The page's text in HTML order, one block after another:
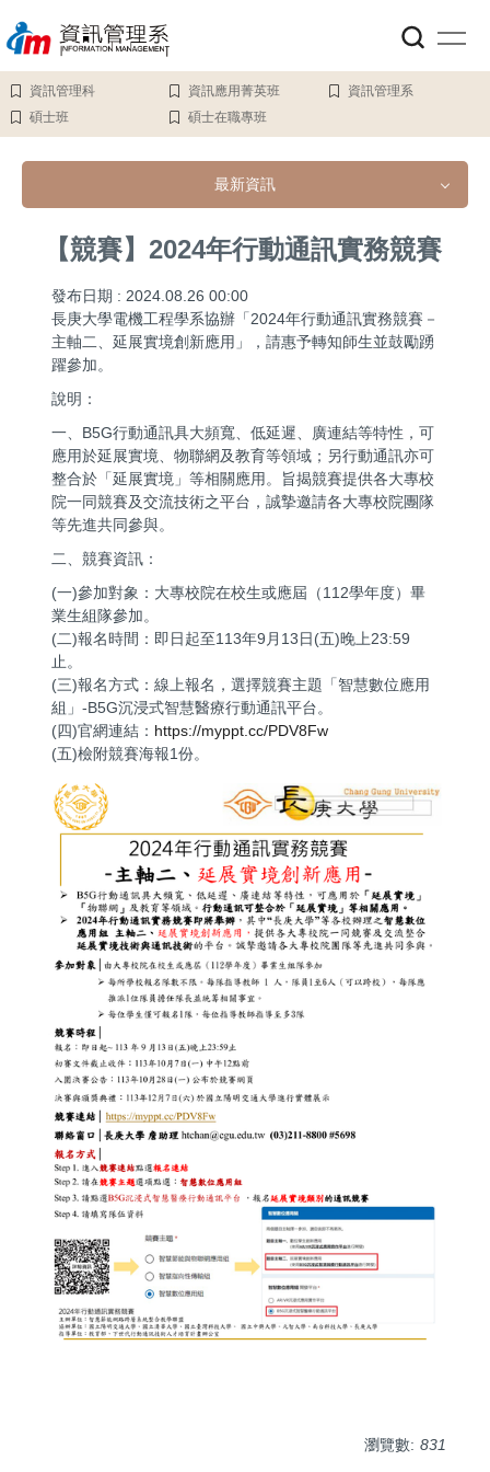
到
要
內
資訊管理科 資訊應用菁英班
資訊管理系
碩士班
碩士在職專班
最新資訊
最新資訊
所有公告
重要公告
活動公告
榮譽表現
實習公告
獎助學金
其他公告
【競賽】2024年行動通訊實務競賽
發布日期 : 2024.08.26 00:00
長庚大學電機工程學系協辦「2024年行動通訊實務競賽－
主軸二、延展實境創新應用」，請惠予轉知師生並鼓勵踴
躍參加。
說明：
一、B5G行動通訊具大頻寬、低延遲、廣連結等特性，可
應用於延展實境、物聯網及教育等領域；另行動通訊亦可
整合於「延展實境」等相關應用。旨揭競賽提供各大專校
院一同競賽及交流技術之平台，誠摯邀請各大專校院團隊
等先進共同參與。
二、競賽資訊：
(一)參加對象：大專校院在校生或應屆（112學年度）畢
業生組隊參加。
(二)報名時間：即日起至113年9月13日(五)晚上23:59
止。
(三)報名方式：線上報名，選擇競賽主題「智慧數位應用
組」-B5G沉浸式智慧醫療行動通訊平台。
(四)官網連結： https://myppt.cc/PDV8Fw
(五)檢附競賽海報1份。
瀏覽數: 831